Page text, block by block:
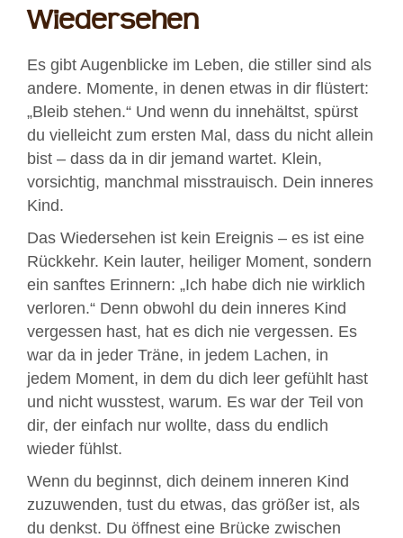
Wiedersehen
Es gibt Augenblicke im Leben, die stiller sind als
andere. Momente, in denen etwas in dir flüstert:
„Bleib stehen.“ Und wenn du innehältst, spürst
du vielleicht zum ersten Mal, dass du nicht allein
bist – dass da in dir jemand wartet. Klein,
vorsichtig, manchmal misstrauisch. Dein inneres
Kind.
Das Wiedersehen ist kein Ereignis – es ist eine
Rückkehr. Kein lauter, heiliger Moment, sondern
ein sanftes Erinnern: „Ich habe dich nie wirklich
verloren.“ Denn obwohl du dein inneres Kind
vergessen hast, hat es dich nie vergessen. Es
war da in jeder Träne, in jedem Lachen, in
jedem Moment, in dem du dich leer gefühlt hast
und nicht wusstest, warum. Es war der Teil von
dir, der einfach nur wollte, dass du endlich
wieder fühlst.
Wenn du beginnst, dich deinem inneren Kind
zuzuwenden, tust du etwas, das größer ist, als
du denkst. Du öffnest eine Brücke zwischen